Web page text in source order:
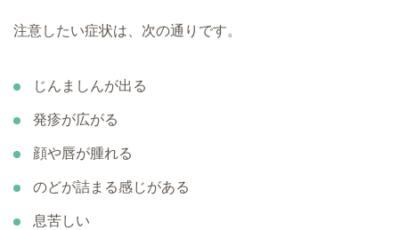
注意したい症状は、次の通りです。
じんましんが出る
発疹が広がる
顔や唇が腫れる
のどが詰まる感じがある
息苦しい